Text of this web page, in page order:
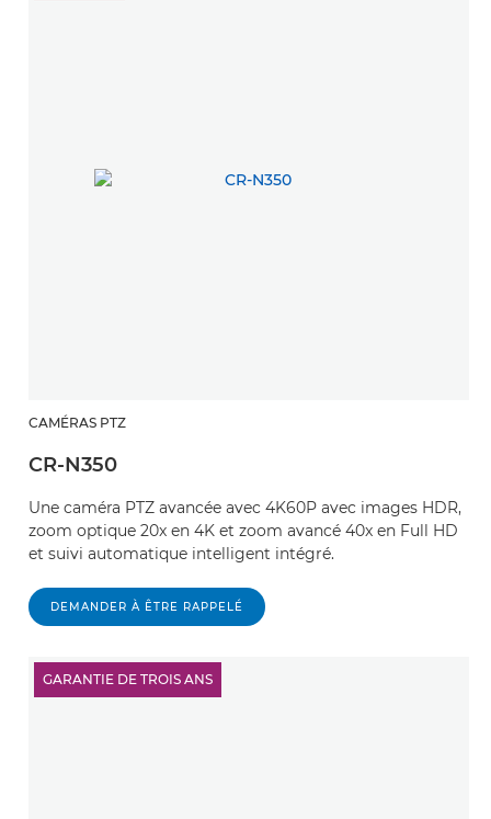
CAMÉRAS PTZ
CR-N350
Une caméra PTZ avancée avec 4K60P avec images HDR,
zoom optique 20x en 4K et zoom avancé 40x en Full HD
et suivi automatique intelligent intégré.
DEMANDER À ÊTRE RAPPELÉ
GARANTIE DE TROIS ANS